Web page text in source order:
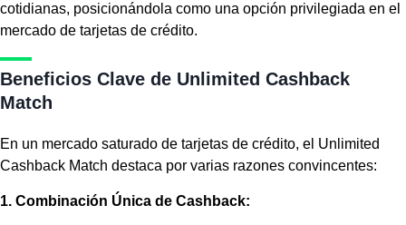
cotidianas, posicionándola como una opción privilegiada en el
mercado de tarjetas de crédito.
Beneficios Clave de Unlimited Cashback
Match
En un mercado saturado de tarjetas de crédito, el Unlimited
Cashback Match destaca por varias razones convincentes:
1. Combinación Única de Cashback: